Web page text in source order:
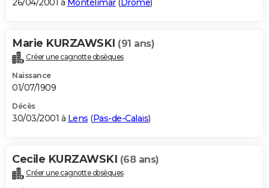
26/04/2001 à Montélimar(Drôme)
Marie KURZAWSKI (91 ans)
Créer une cagnotte obsèques
Naissance
01/07/1909
Décès
30/03/2001 à Lens (Pas-de-Calais)
Cecile KURZAWSKI (68 ans)
Créer une cagnotte obsèques